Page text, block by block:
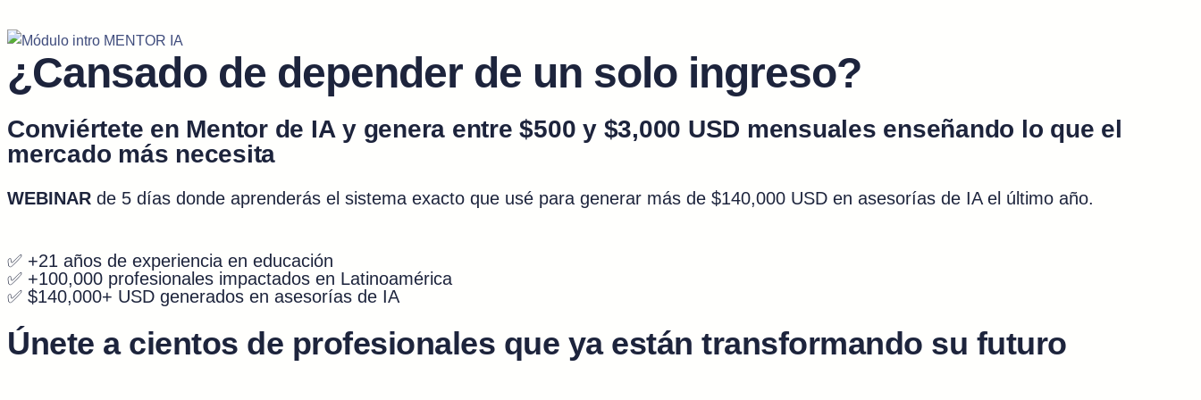
¿Cansado de depender de un solo ingreso?
Conviértete en Mentor de IA y genera entre$500 y $3,000 USD mensuales enseñando lo que el
mercado más necesita
WEBINAR de 5 días donde aprenderás el sistema exacto que usé para generar más de $140,000 USD en asesorías de IA el último año.
✅ +21 años de experiencia en educación
✅ +100,000 profesionales impactados en Latinoamérica
✅ $140,000+ USD generados en asesorías de IA
Únete a cientos de profesionales que ya están transformando su futuro